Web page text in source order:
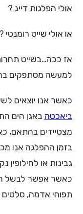
אולי הפלגות דייג ?
או אולי שייט רומנטי ?
אז ככה…בשייט
למעשה מסתפקים
כאשר אנו יוצאים
ביאכטה באגן הים
מצטיידים בהתאם,
בזמן ההפלגה אנו
גבינות או
כאשר אפשר לבשל
תפוחי אדמה, סלטים